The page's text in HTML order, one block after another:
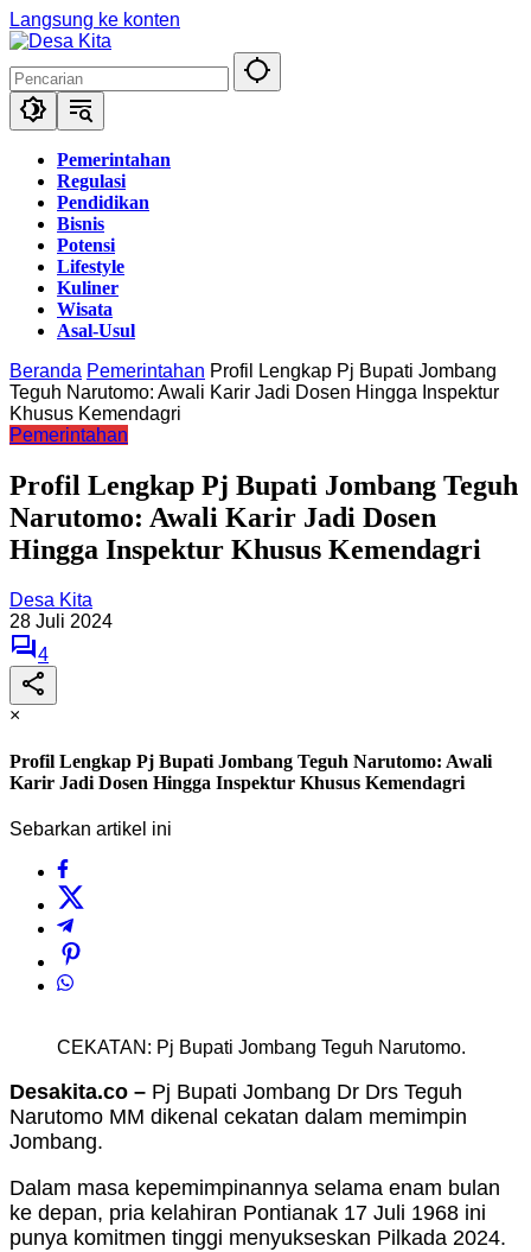
Langsung ke konten
Pemerintahan
Regulasi
Pendidikan
Bisnis
Potensi
Lifestyle
Kuliner
Wisata
Asal-Usul
Beranda Pemerintahan Profil Lengkap Pj Bupati Jombang
Teguh Narutomo: Awali Karir Jadi Dosen Hingga Inspektur
Khusus Kemendagri
Pemerintahan
Profil Lengkap Pj Bupati Jombang Teguh
Narutomo: Awali Karir Jadi Dosen
Hingga Inspektur Khusus Kemendagri
Desa Kita
28 Juli 2024
4
×
Profil Lengkap Pj Bupati Jombang Teguh Narutomo: Awali
Karir Jadi Dosen Hingga Inspektur Khusus Kemendagri
Sebarkan artikel ini
CEKATAN: Pj Bupati Jombang Teguh Narutomo.
Desakita.co – Pj Bupati Jombang Dr Drs Teguh
Narutomo MM dikenal cekatan dalam memimpin
Jombang.
Dalam masa kepemimpinannya selama enam bulan
ke depan, pria kelahiran Pontianak 17 Juli 1968 ini
punya komitmen tinggi menyukseskan Pilkada 2024.